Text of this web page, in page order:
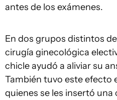
antes de los exámenes.
En dos grupos distintos
cirugía ginecológica
chicle ayudó a aliviar su
También tuvo este efecto
quienes se les insertó una